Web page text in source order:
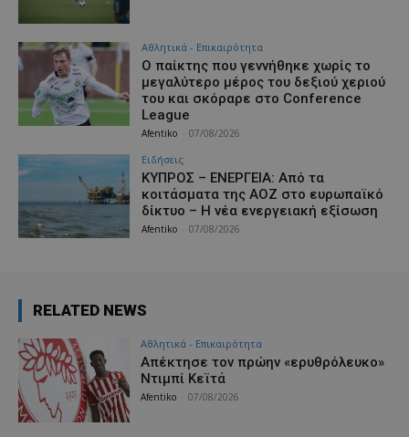
Αθλητικά - Επικαιρότητα
Ο παίκτης που γεννήθηκε χωρίς το
μεγαλύτερο μέρος του δεξιού χεριού
του και σκόραρε στο Conference
League
Afentiko 07/08/2026
Ειδήσεις
ΚΥΠΡΟΣ – ΕΝΕΡΓΕΙΑ: Από τα
κοιτάσματα της ΑΟΖ στο ευρωπαϊκό
δίκτυο – Η νέα ενεργειακή εξίσωση
Afentiko 07/08/2026
RELATED NEWS
Αθλητικά - Επικαιρότητα
Απέκτησε τον πρώην «ερυθρόλευκο»
Ντιμπί Κεϊτά
Afentiko 07/08/2026